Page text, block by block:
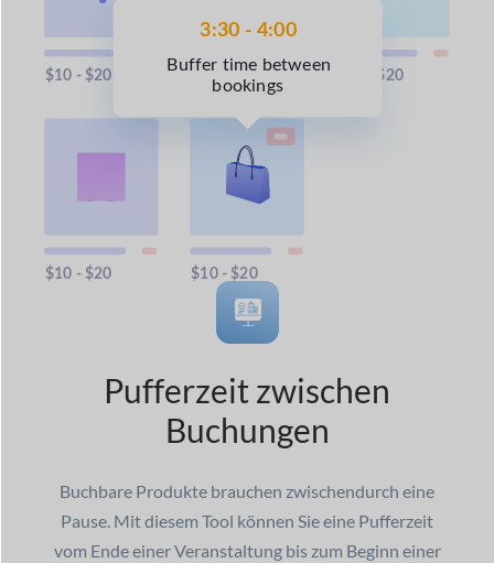
Pufferzeit zwischen
Buchungen
Buchbare Produkte brauchen zwischendurch eine
Pause. Mit diesem Tool können Sie eine Pufferzeit
vom Ende einer Veranstaltung bis zum Beginn einer